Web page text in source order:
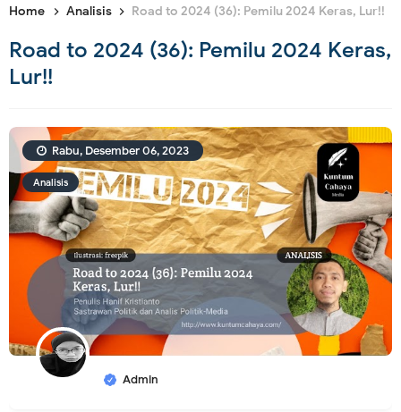
Home Analisis Road to 2024 (36): Pemilu 2024 Keras, Lur!!
Road to 2024 (36): Pemilu 2024 Keras,
Lur!!
Analisis
Admin
Rabu, Desember 06, 2023